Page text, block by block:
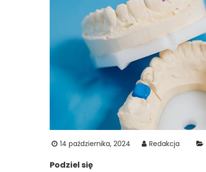
14 października, 2024 Redakcja
Podziel się